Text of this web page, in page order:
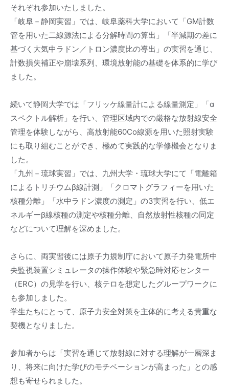
それぞれ参加いたしました。
「岐阜－静岡実習」では、岐阜薬科大学において「GM計数
管を用いた二線源法による分解時間の算出」「半減期の差に
基づく大気中ラドン／トロン濃度比の導出」の実習を通じ、
計数損失補正や崩壊系列、環境放射能の基礎を体系的に学び
ました。
続いて静岡大学では「フリッケ線量計による線量測定」「α
スペクトル解析」を行い、管理区域内での厳格な放射線安全
管理を体験しながら、高放射能60Co線源を用いた照射実験
にも取り組むことができ、極めて実践的な学修機会となりま
した。
「九州－琉球実習」では、九州大学・琉球大学にて「電離箱
によるトリチウムβ線計測」「クロマトグラフィーを用いた
核種分離」「水中ラドン濃度の測定」の3実習を行い、低エ
ネルギーβ線核種の測定や核種分離、自然放射性核種の同定
などについて理解を深めました。
さらに、両実習後には原子力規制庁において原子力発電所中
央監視装置シミュレータの操作体験や緊急時対応センター
（ERC）の見学を行い、核テロを想定したグループワークに
も参加しました。
学生たちにとって、原子力安全対策を主体的に考える貴重な
契機となりました。
参加者からは「実習を通じて放射線に対する理解が一層深ま
り、将来に向けた学びのモチベーションが高まった」との感
想も寄せられました。